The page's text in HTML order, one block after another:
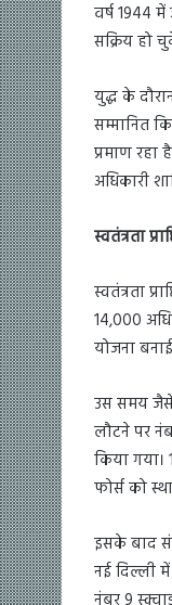
वर्ष 1944
सक्रिय हो
युद्ध के
सम्मानित
प्रमाण रहा
अधिकारी
स्वतंत्रता
स्वतंत्रता
14,000
योजना
उस समय
लौटने पर
किया
फोर्स को
इसके बाद
नई दिल्ली